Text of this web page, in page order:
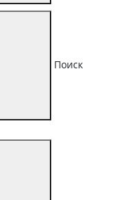
Поиск